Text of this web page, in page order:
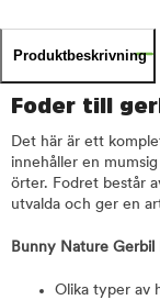
Produktbeskrivning
Foder till
Det här är ett
innehåller en
örter. Fodret består
utvalda och ger en
Bunny Nature Gerbil
Olika typer av